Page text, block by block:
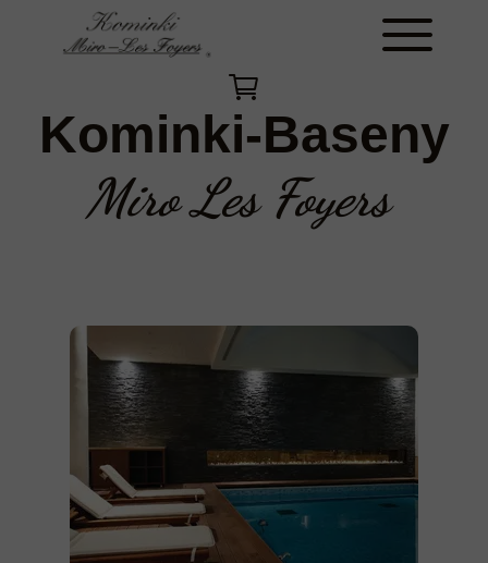
Kominki-Baseny
Miro Les Foyers